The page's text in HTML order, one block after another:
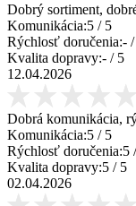
Dobrý sortiment,
Komunikácia:5 / 5
Rýchlosť doručenia:-
Kvalita dopravy:- / 5
12.04.2026
Dobrá komunikácia,
Komunikácia:5 / 5
Rýchlosť doručenia:5
Kvalita dopravy:5 / 5
02.04.2026